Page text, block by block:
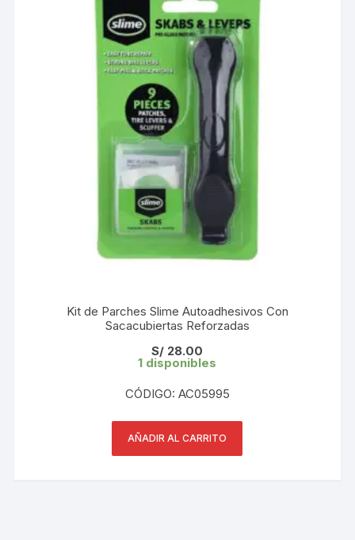
Kit de Parches Slime Autoadhesivos Con
Sacacubiertas Reforzadas
S/ 28.00
1 disponibles
CÓDIGO: AC05995
AÑADIR AL CARRITO